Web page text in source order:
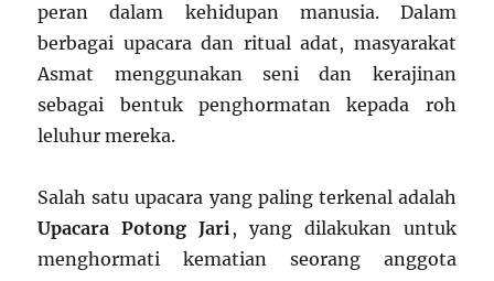
peran dalam kehidupan manusia. Dalam
berbagai upacara dan ritual adat, masyarakat
Asmat menggunakan seni dan kerajinan
sebagai bentuk penghormatan kepada roh
leluhur mereka.
Salah satu upacara yang paling terkenal adalah
Upacara Potong Jari, yang dilakukan untuk
menghormati kematian seorang anggota